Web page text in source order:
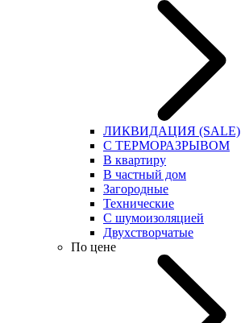
ЛИКВИДАЦИЯ (SALE)
С ТЕРМОРАЗРЫВОМ
В квартиру
В частный дом
Загородные
Технические
С шумоизоляцией
Двухстворчатые
По цене